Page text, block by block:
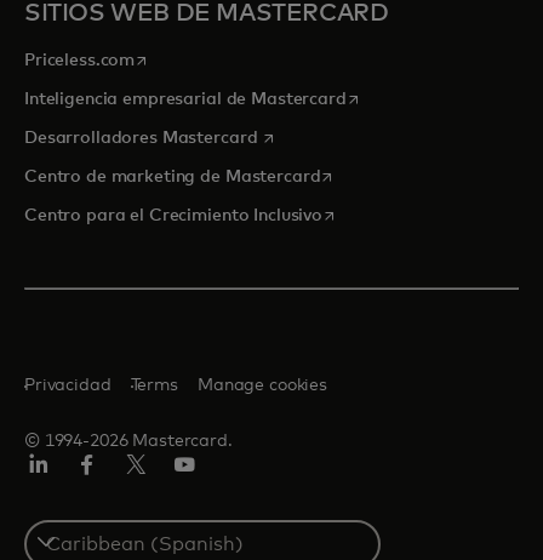
SITIOS WEB DE MASTERCARD
Priceless.com se abre en una pestaña nueva
Inteligencia empresarial de Mastercardse abre en una pestaña
Desarrolladores Mastercard se abre en una pestaña nueva
Centro de marketing de Mastercardse abre en una pestaña
Centro para el Crecimiento Inclusivose abre en una pestaña
© 1994-2026 Mastercard.
Privacidad Terms Manage cookies
Select
a